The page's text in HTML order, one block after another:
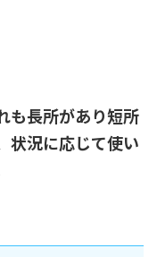
も長所があり短所
状況に応じて使い